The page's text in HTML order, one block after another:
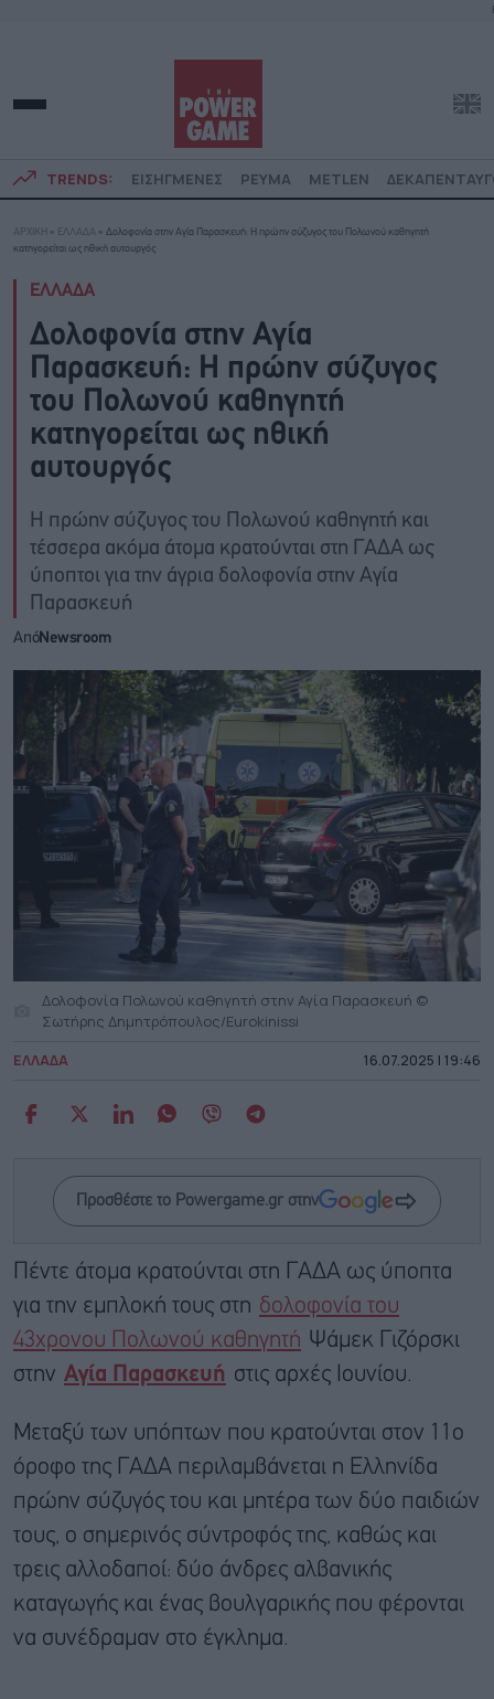
TRENDS: ΕΙΣΗΓΜΕΝΕΣ ΡΕΥΜΑ METLEN
ΑΡΧΙΚΗ » ΕΛΛΑΔΑ » Δολοφονία στην Αγία Παρασκευή: Η πρώην σύζυγος του Πολωνού καθηγητή
κατηγορείται ως ηθική αυτουργός
ΕΛΛΑΔΑ
Δολοφονία στην Αγία
Παρασκευή: Η πρώην σύζυγος
του Πολωνού καθηγητή
κατηγορείται ως ηθική
αυτουργός
Η πρώην σύζυγος του Πολωνού καθηγητή και
τέσσερα ακόμα άτομα κρατούνται στη ΓΑΔΑ ως
ύποπτοι για την άγρια δολοφονία στην Αγία
Παρασκευή
ΑπόNewsroom
Δολοφονία Πολωνού καθηγητή στην Αγία Παρασκευή ©
Σωτήρης Δημητρόπουλος/Eurokinissi
ΕΛΛΑΔΑ 16.07.2025 | 19:46
Προσθέστε το Powergame.gr στην
Πέντε άτομα κρατούνται στη ΓΑΔΑ ως ύποπτα
για την εμπλοκή τους στη δολοφονία του
43χρονου Πολωνού καθηγητή Ψάμεκ Γιζόρσκι
στην Αγία Παρασκευή στις αρχές Ιουνίου.
Μεταξύ των υπόπτων που κρατούνται στον 11ο
όροφο της ΓΑΔΑ περιλαμβάνεται η Ελληνίδα
πρώην σύζυγός του και μητέρα των δύο παιδιών
τους, ο σημερινός σύντροφός της, καθώς και
τρεις αλλοδαποί: δύο άνδρες αλβανικής
καταγωγής και ένας βουλγαρικής που φέρονται
να συνέδραμαν στο έγκλημα.